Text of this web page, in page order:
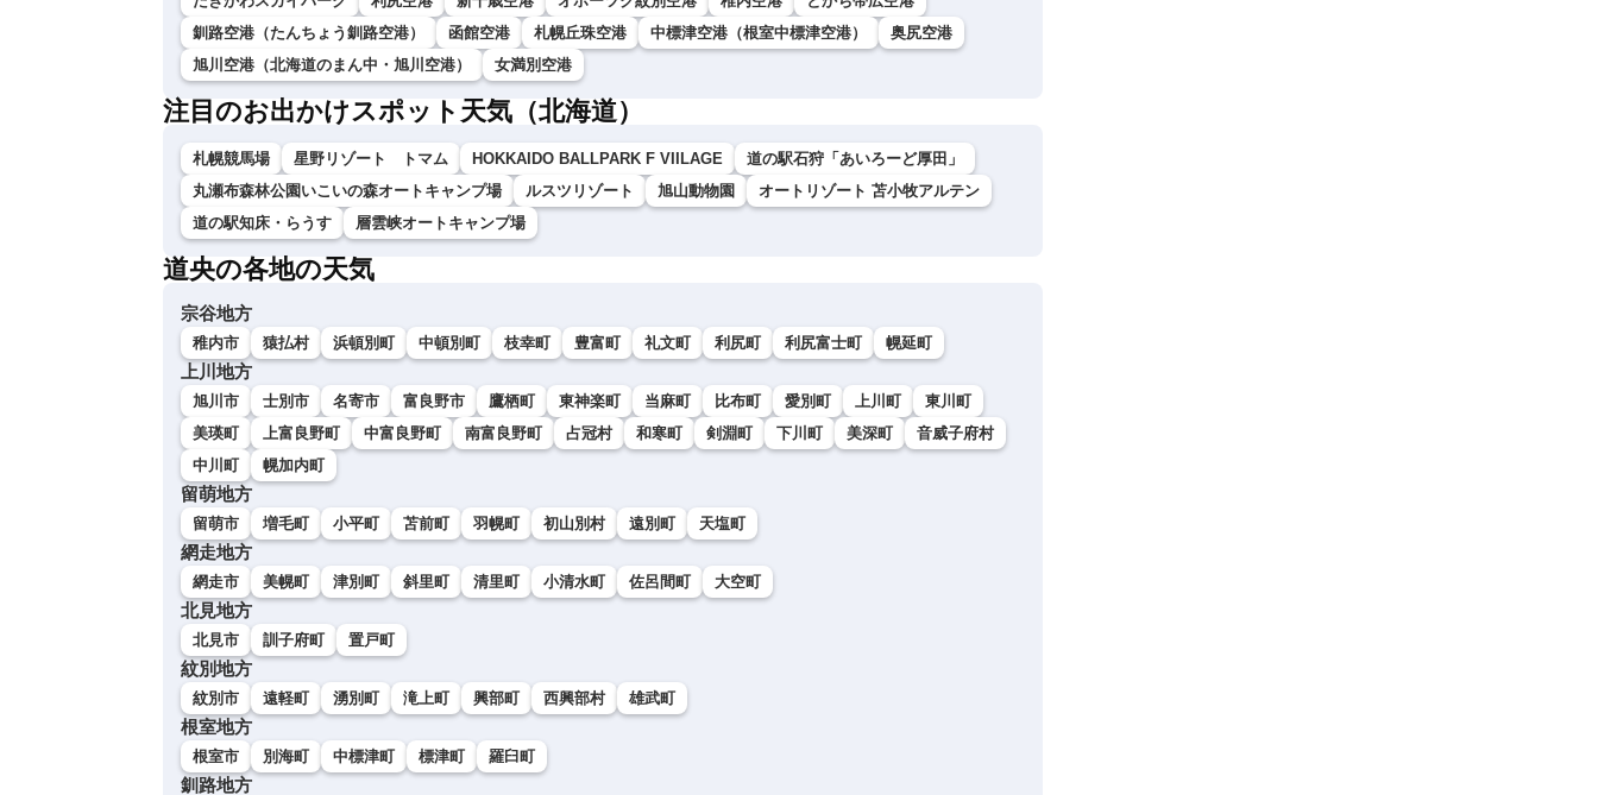
釧路空港（たんちょう釧路空港）
函館空港 札幌丘珠空港 中標津空港（根室中標津空港）
奥尻空港
旭川空港（北海道のまん中・旭川空港）
女満別空港
注目のお出かけスポット天気（北海道）
札幌競馬場 星野リゾート トマム HOKKAIDO BALLPARK F VIILAGE
道の駅石狩「あいろーど厚田」
丸瀬布森林公園いこいの森オートキャンプ場
ルスツリゾート 旭山動物園
オートリゾート 苫小牧アルテン
道の駅知床・らうす
層雲峡オートキャンプ場
道央の各地の天気
宗谷地方
稚内市 猿払村 浜頓別町 中頓別町 枝幸町 豊富町 礼文町 利尻町 利尻富士町 幌延町
上川地方
旭川市 士別市 名寄市 富良野市 鷹栖町 東神楽町 当麻町 比布町 愛別町 上川町
東川町
美瑛町
上富良野町 中富良野町 南富良野町 占冠村 和寒町 剣淵町 下川町 美深町
音威子府村
中川町
幌加内町
留萌地方
留萌市 増毛町 小平町 苫前町 羽幌町 初山別村 遠別町 天塩町
網走地方
網走市 美幌町 津別町 斜里町 清里町 小清水町 佐呂間町 大空町
北見地方
北見市 訓子府町 置戸町
紋別地方
紋別市 遠軽町 湧別町 滝上町 興部町 西興部村 雄武町
根室地方
根室市 別海町 中標津町 標津町 羅臼町
釧路地方